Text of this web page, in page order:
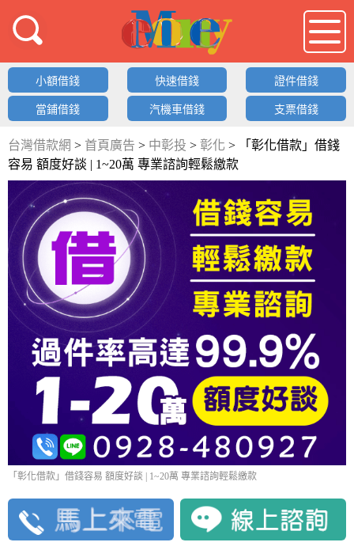
借錢LOGO
小額借錢 快速借錢 證件借錢
當鋪借錢 汽機車借錢 支票借錢
台灣借款網 > 首頁廣告 > 中彰投 > 彰化 >
「彰化借款」借錢
容易 額度好談 | 1~20萬 專業諮詢輕鬆繳款
「彰化借款」借錢容易 額度好談 | 1~20萬 專業諮詢輕鬆繳款